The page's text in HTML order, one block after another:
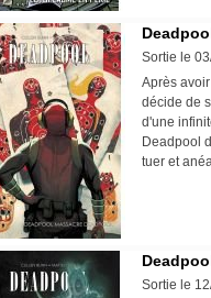
Sortie le
Après
décide de
d'une
Deadpool
tuer et
Sortie le